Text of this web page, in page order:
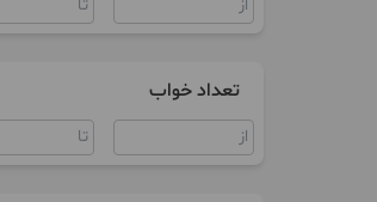
مغازه
تعداد خواب